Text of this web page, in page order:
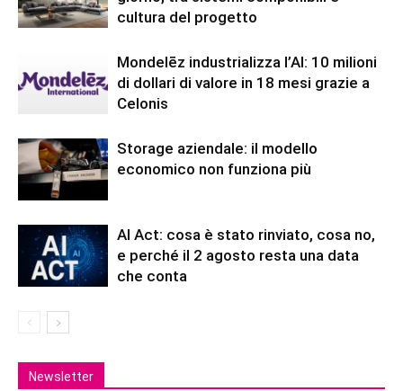
cultura del progetto
Mondelēz industrializza l’AI: 10 milioni
di dollari di valore in 18 mesi grazie a
Celonis
Storage aziendale: il modello
economico non funziona più
AI Act: cosa è stato rinviato, cosa no,
e perché il 2 agosto resta una data
che conta
Newsletter